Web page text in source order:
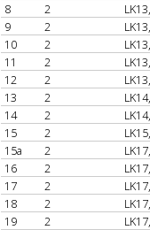
8
2
9
2
10
2
11
2
12
2
13
2
14
2
15
2
15a
2
16
2
17
2
18
2
19
2